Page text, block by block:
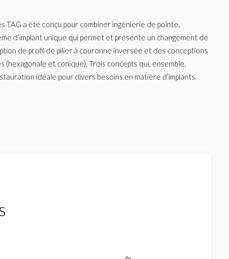
TAG a été conçu pour combiner ingénierie de pointe,
d’implant unique qui permet et présente un changement de
de profil de pilier à couronne inversée et des conceptions
(hexagonale et conique). Trois concepts qui, ensemble,
idéale pour divers besoins en matière d’implants.